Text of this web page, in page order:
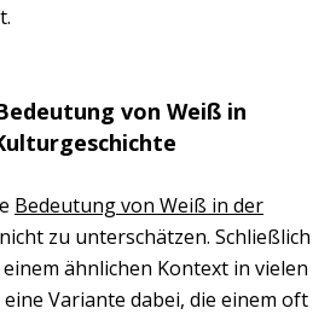
von Weiß in
Bedeutung von Weiß in der
zu unterschätzen. Schließlich
ähnlichen Kontext in vielen
Variante dabei, die einem oft